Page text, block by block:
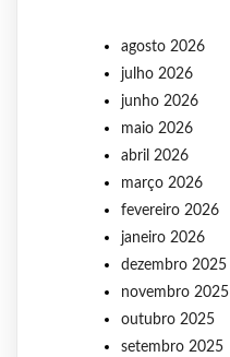
agosto 2026
julho 2026
junho 2026
maio 2026
abril 2026
março 2026
fevereiro 2026
janeiro 2026
dezembro 2025
novembro 2025
outubro 2025
setembro 2025